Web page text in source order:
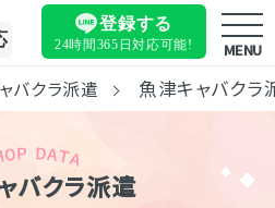
登録する
24時間365日対応可能! MENU
バクラ派遣 魚津キャバクラ
バクラ派遣